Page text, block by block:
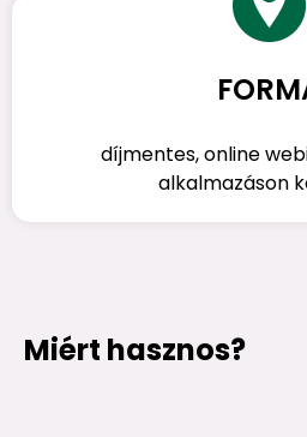
díjmentes, online
alkalmazáson
Miért hasznos?